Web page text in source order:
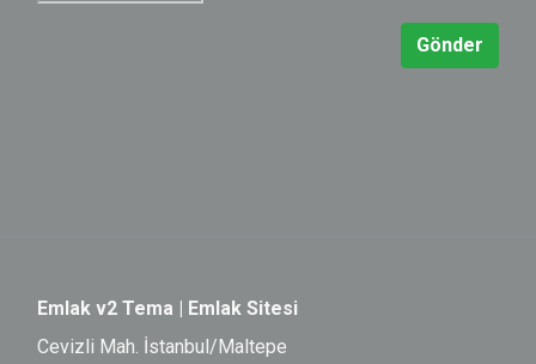
Gönder
Emlak v2 Tema | Emlak Sitesi
Cevizli Mah. İstanbul/Maltepe